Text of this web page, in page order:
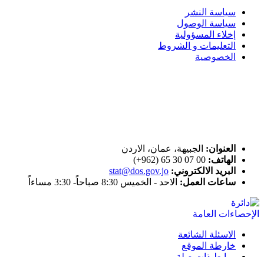
سياسة النشر
سياسة الوصول
إخلاء المسؤولية
التعليمات و الشروط
الخصوصية
العنوان: الجبيهة، عمان، الاردن
الهاتف: 00 07 30 65 (962+)
البريد الالكتروني: stat@dos.gov.jo
ساعات العمل: الاحد - الخميس 8:30 صباحاً- 3:30 مساءاً
الاسئلة الشائعة
خارطة الموقع